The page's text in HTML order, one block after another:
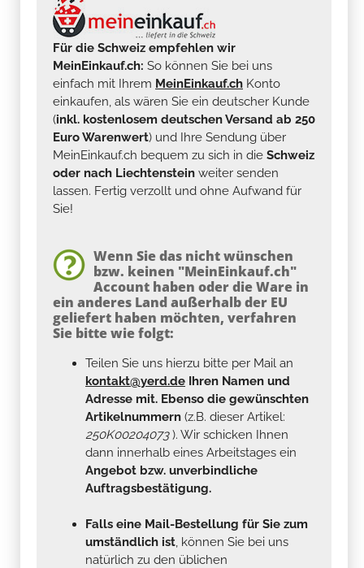
Für die Schweiz empfehlen wir
MeinEinkauf.ch: So können Sie bei uns
einfach mit Ihrem MeinEinkauf.ch Konto
einkaufen, als wären Sie ein deutscher Kunde
(inkl. kostenlosem deutschen Versand ab 250
Euro Warenwert) und Ihre Sendung über
MeinEinkauf.ch bequem zu sich in die Schweiz
oder nach Liechtenstein weiter senden
lassen. Fertig verzollt und ohne Aufwand für
Sie!
Wenn Sie das nicht wünschen
bzw. keinen "MeinEinkauf.ch"
Account haben oder die Ware in
ein anderes Land außerhalb der EU
geliefert haben möchten, verfahren
Sie bitte wie folgt:
Teilen Sie uns hierzu bitte per Mail an
kontakt@yerd.de Ihren Namen und
Adresse mit. Ebenso die gewünschten
Artikelnummern (z.B. dieser Artikel:
250K00204073). Wir schicken Ihnen
dann innerhalb eines Arbeitstages ein
Angebot bzw. unverbindliche
Auftragsbestätigung.
Falls eine Mail-Bestellung für Sie zum
umständlich ist, können Sie bei uns
natürlich zu den üblichen